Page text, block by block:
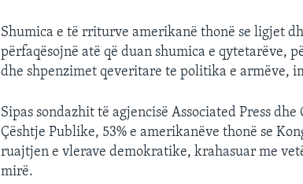
Shumica e të rriturve amerikanë thonë se ligjet
përfaqësojnë atë që duan shumica e qytetarëve,
dhe shpenzimet qeveritare te politika e armëve,
Sipas sondazhit të agjencisë Associated Press
Çështje Publike, 53% e amerikanëve thonë se
ruajtjen e vlerave demokratike, krahasuar me
mirë.